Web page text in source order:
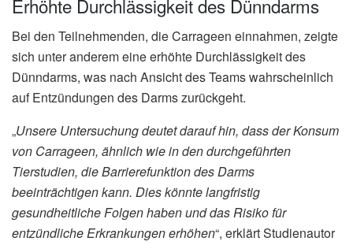
Erhöhte Durchlässigkeit des Dünndarms
Bei den Teilnehmenden, die Carrageen einnahmen, zeigte
sich unter anderem eine erhöhte Durchlässigkeit des
Dünndarms, was nach Ansicht des Teams wahrscheinlich
auf Entzündungen des Darms zurückgeht.
„Unsere Untersuchung deutet darauf hin, dass der Konsum
von Carrageen, ähnlich wie in den durchgeführten
Tierstudien, die Barrierefunktion des Darms
beeinträchtigen kann. Dies könnte langfristig
gesundheitliche Folgen haben und das Risiko für
entzündliche Erkrankungen erhöhen“, erklärt Studienautor